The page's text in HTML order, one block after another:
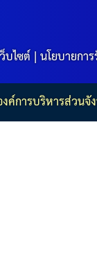
บไซต์|นโยบายกา
ค์การบริหารส่วน